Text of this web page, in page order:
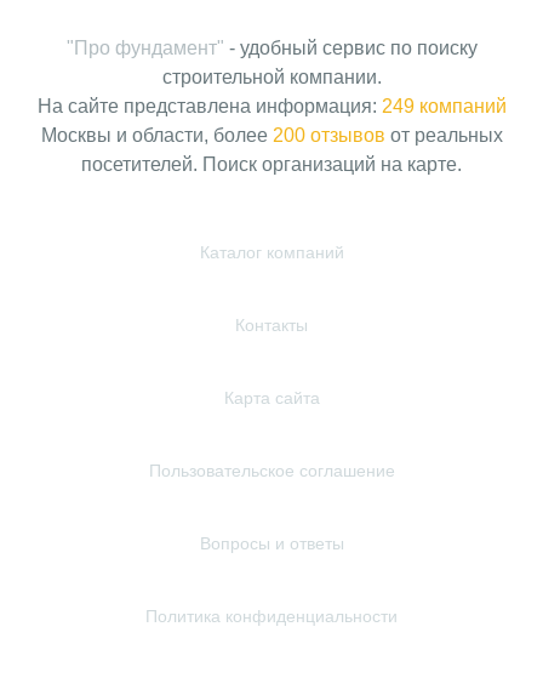
"Про фундамент" - удобный сервис по поиску
строительной компании.
На сайте представлена информация: 249 компаний
Москвы и области, более 200 отзывов от реальных
посетителей. Поиск организаций на карте.
Каталог компаний
Контакты
Карта сайта
Пользовательское соглашение
Вопросы и ответы
Политика конфиденциальности